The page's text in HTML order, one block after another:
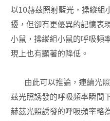
以10赫茲照射藍光，操縱組
擾，但卻有更優異的記憶表
小鼠，操縱組小鼠的呼吸頻
現上也有顯著的降低。
由此可以推論，連續光照
茲光照誘發的呼吸頻率瞬間
赫茲光照誘發的呼吸頻率略